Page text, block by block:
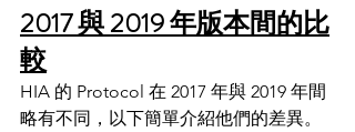
2017 與 2019 年版本間的比
較
HIA 的 Protocol 在 2017 年與 2019 年間
略有不同，以下簡單介紹他們的差異。